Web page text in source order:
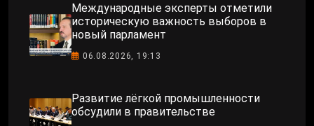
Международные эксперты отметили
историческую важность выборов в
новый парламент
06.08.2026, 19:13
Развитие лёгкой промышленности
обсудили в правительстве